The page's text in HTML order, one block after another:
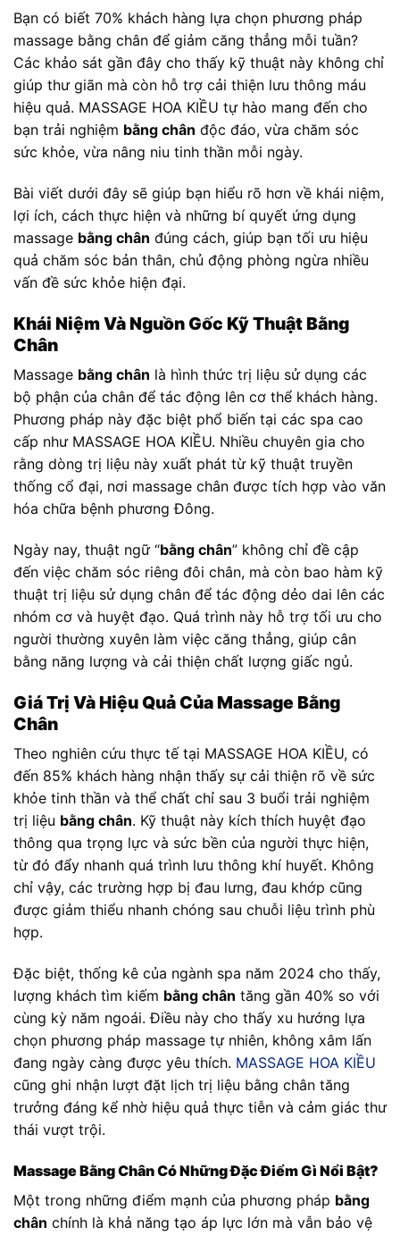
Bạn có biết 70% khách hàng lựa chọn phương pháp
massage bằng chân để giảm căng thẳng mỗi tuần?
Các khảo sát gần đây cho thấy kỹ thuật này không chỉ
giúp thư giãn mà còn hỗ trợ cải thiện lưu thông máu
hiệu quả. MASSAGE HOA KIỀU tự hào mang đến cho
bạn trải nghiệm bằng chân độc đáo, vừa chăm sóc
sức khỏe, vừa nâng niu tinh thần mỗi ngày.
Bài viết dưới đây sẽ giúp bạn hiểu rõ hơn về khái niệm,
lợi ích, cách thực hiện và những bí quyết ứng dụng
massage bằng chân đúng cách, giúp bạn tối ưu hiệu
quả chăm sóc bản thân, chủ động phòng ngừa nhiều
vấn đề sức khỏe hiện đại.
Khái Niệm Và Nguồn Gốc Kỹ Thuật Bằng
Chân
Massage bằng chân là hình thức trị liệu sử dụng các
bộ phận của chân để tác động lên cơ thể khách hàng.
Phương pháp này đặc biệt phổ biến tại các spa cao
cấp như MASSAGE HOA KIỀU. Nhiều chuyên gia cho
rằng dòng trị liệu này xuất phát từ kỹ thuật truyền
thống cổ đại, nơi massage chân được tích hợp vào văn
hóa chữa bệnh phương Đông.
Ngày nay, thuật ngữ “bằng chân” không chỉ đề cập
đến việc chăm sóc riêng đôi chân, mà còn bao hàm kỹ
thuật trị liệu sử dụng chân để tác động dẻo dai lên các
nhóm cơ và huyệt đạo. Quá trình này hỗ trợ tối ưu cho
người thường xuyên làm việc căng thẳng, giúp cân
bằng năng lượng và cải thiện chất lượng giấc ngủ.
Giá Trị Và Hiệu Quả Của Massage Bằng
Chân
Theo nghiên cứu thực tế tại MASSAGE HOA KIỀU, có
đến 85% khách hàng nhận thấy sự cải thiện rõ về sức
khỏe tinh thần và thể chất chỉ sau 3 buổi trải nghiệm
trị liệu bằng chân. Kỹ thuật này kích thích huyệt đạo
thông qua trọng lực và sức bền của người thực hiện,
từ đó đẩy nhanh quá trình lưu thông khí huyết. Không
chỉ vậy, các trường hợp bị đau lưng, đau khớp cũng
được giảm thiểu nhanh chóng sau chuỗi liệu trình phù
hợp.
Đặc biệt, thống kê của ngành spa năm 2024 cho thấy,
lượng khách tìm kiếm bằng chân tăng gần 40% so với
cùng kỳ năm ngoái. Điều này cho thấy xu hướng lựa
chọn phương pháp massage tự nhiên, không xâm lấn
đang ngày càng được yêu thích. MASSAGE HOA KIỀU
cũng ghi nhận lượt đặt lịch trị liệu bằng chân tăng
trưởng đáng kể nhờ hiệu quả thực tiễn và cảm giác thư
thái vượt trội.
Massage Bằng Chân Có Những Đặc Điểm Gì Nổi Bật?
Một trong những điểm mạnh của phương pháp bằng
chân chính là khả năng tạo áp lực lớn mà vẫn bảo vệ